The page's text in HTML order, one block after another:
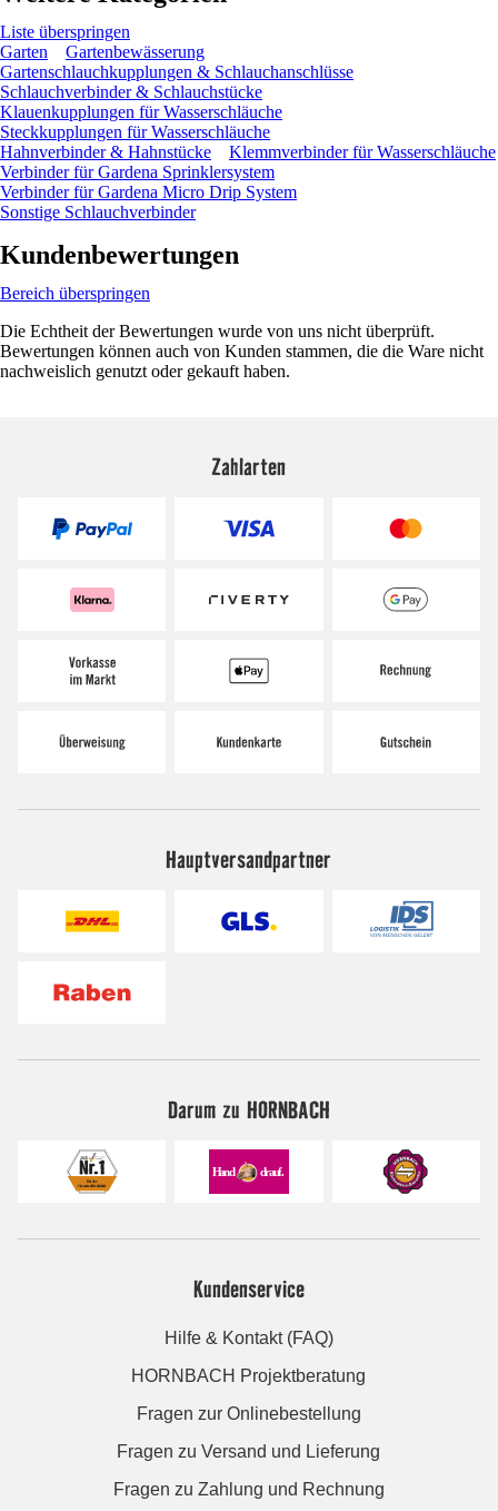
Liste überspringen
Garten
Gartenbewässerung
Gartenschlauchkupplungen & Schlauchanschlüsse
Schlauchverbinder & Schlauchstücke
Klauenkupplungen für Wasserschläuche
Steckkupplungen für Wasserschläuche
Hahnverbinder & Hahnstücke
Klemmverbinder für Wasserschläuche
Verbinder für Gardena Sprinklersystem
Verbinder für Gardena Micro Drip System
Sonstige Schlauchverbinder
Kundenbewertungen
Bereich überspringen
Die Echtheit der Bewertungen wurde von uns nicht überprüft.
Bewertungen können auch von Kunden stammen, die die Ware nicht
nachweislich genutzt oder gekauft haben.
Zahlarten
Hauptversandpartner
Darum zu HORNBACH
Kundenservice
Hilfe & Kontakt (FAQ)
HORNBACH Projektberatung
Fragen zur Onlinebestellung
Fragen zu Versand und Lieferung
Fragen zu Zahlung und Rechnung